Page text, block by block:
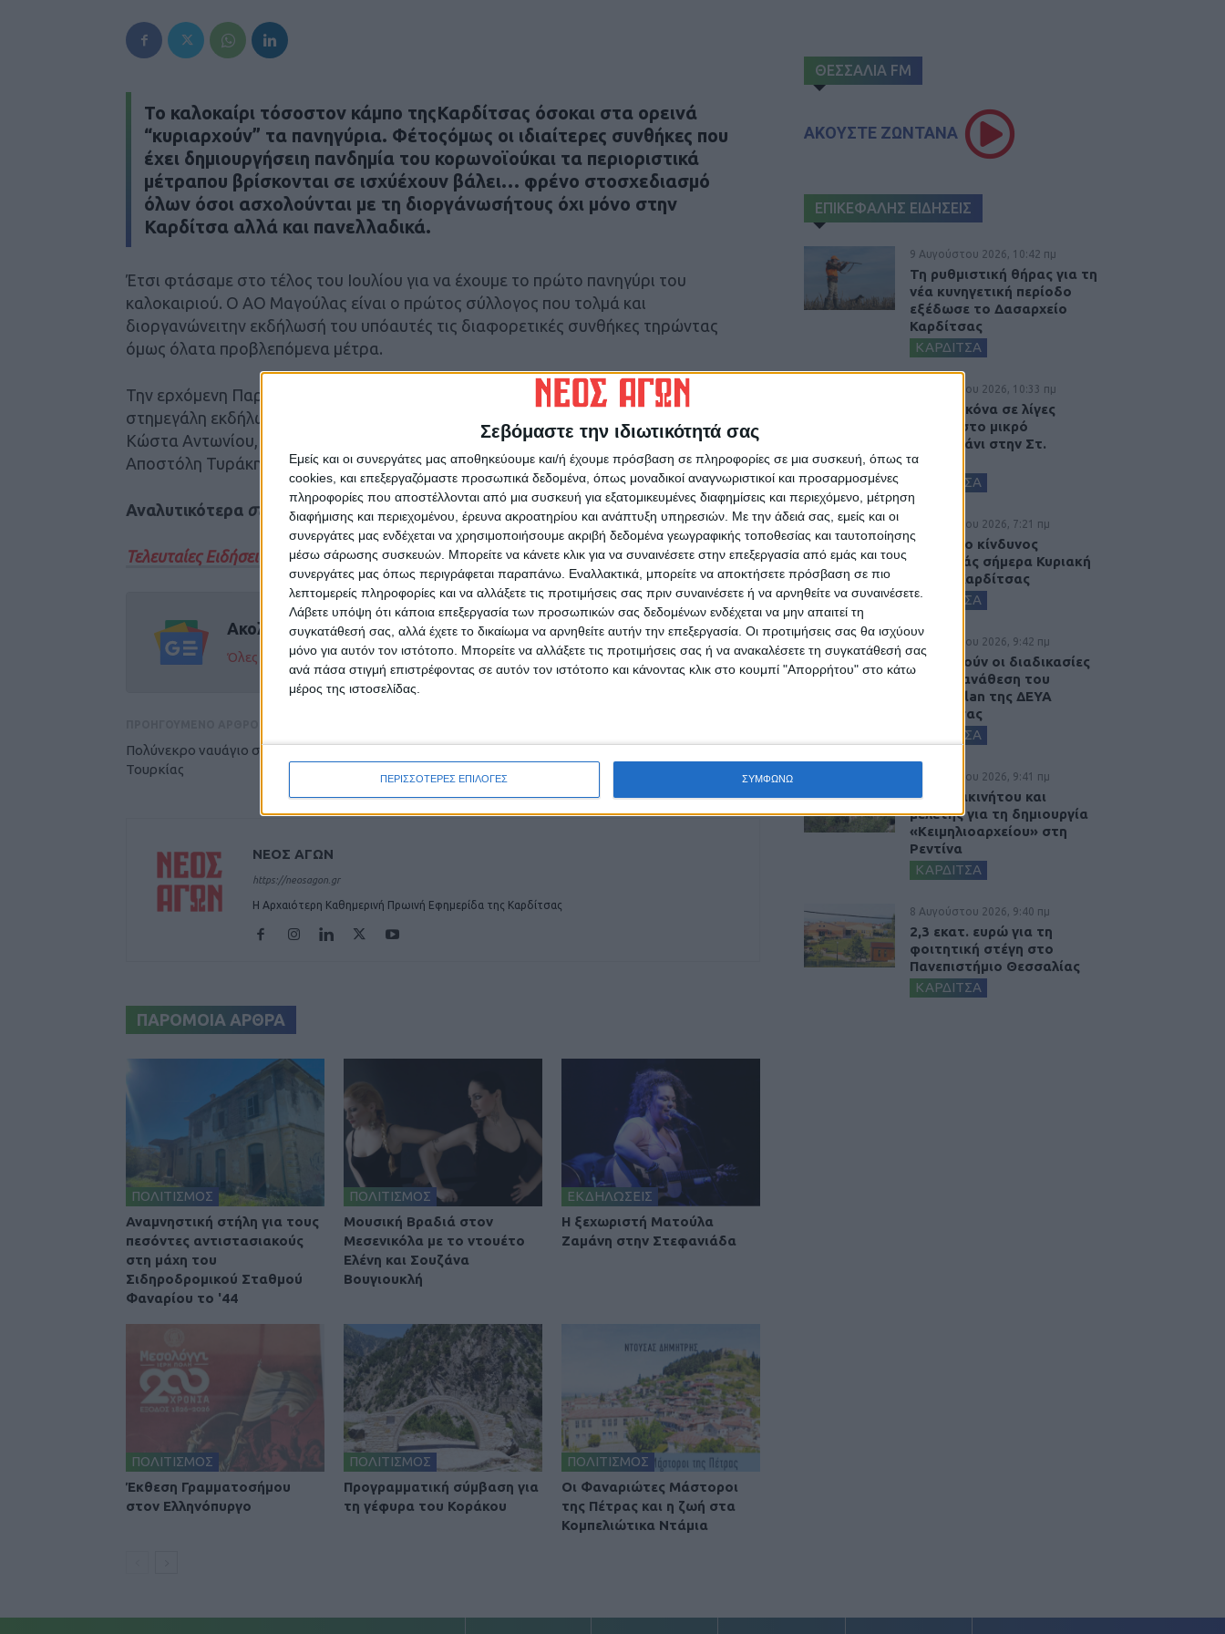
Σεβόμαστε την ιδιωτικότητά σας
Εμείς και οι συνεργάτες μας αποθηκεύουμε και/ή έχουμε πρόσβαση σε πληροφορίες σε μια συσκευή, όπως τα
cookies, και επεξεργαζόμαστε προσωπικά δεδομένα, όπως μοναδικοί αναγνωριστικοί και προσαρμοσμένες
πληροφορίες που αποστέλλονται από μια συσκευή για εξατομικευμένες διαφημίσεις και περιεχόμενο, μέτρηση
διαφήμισης και περιεχομένου, έρευνα ακροατηρίου και ανάπτυξη υπηρεσιών. Με την άδειά σας, εμείς και οι
συνεργάτες μας ενδέχεται να χρησιμοποιήσουμε ακριβή δεδομένα γεωγραφικής τοποθεσίας και ταυτοποίησης
μέσω σάρωσης συσκευών. Μπορείτε να κάνετε κλικ για να συναινέσετε στην επεξεργασία από εμάς και τους
συνεργάτες μας όπως περιγράφεται παραπάνω. Εναλλακτικά, μπορείτε να αποκτήσετε πρόσβαση σε πιο
λεπτομερείς πληροφορίες και να αλλάξετε τις προτιμήσεις σας πριν συναινέσετε ή να αρνηθείτε να συναινέσετε.
Λάβετε υπόψη ότι κάποια επεξεργασία των προσωπικών σας δεδομένων ενδέχεται να μην απαιτεί τη
συγκατάθεσή σας, αλλά έχετε το δικαίωμα να αρνηθείτε αυτήν την επεξεργασία. Οι προτιμήσεις σας θα ισχύουν
μόνο για αυτόν τον ιστότοπο. Μπορείτε να αλλάξετε τις προτιμήσεις σας ή να ανακαλέσετε τη συγκατάθεσή σας
ανά πάσα στιγμή επιστρέφοντας σε αυτόν τον ιστότοπο και κάνοντας κλικ στο κουμπί "Απορρήτου" στο κάτω
μέρος της ιστοσελίδας.
ΠΕΡΙΣΣΟΤΕΡΕΣ ΕΠΙΛΟΓΕΣ ΣΥΜΦΩΝΩ
Το καλοκαίρι τόσοστον κάμπο τηςΚαρδίτσας όσοκαι στα ορεινά
“κυριαρχούν” τα πανηγύρια. Φέτοςόμως οι ιδιαίτερες συνθήκες που
έχει δημιουργήσειη πανδημία του κορωνοϊούκαι τα περιοριστικά
μέτραπου βρίσκονται σε ισχύέχουν βάλει… φρένο στοσχεδιασμό
όλων όσοι ασχολούνται με τη διοργάνωσήτους όχι μόνο στην
Καρδίτσα αλλά και πανελλαδικά.
Έτσι φτάσαμε στο τέλος του Ιουλίου για να έχουμε το πρώτο πανηγύρι του
καλοκαιριού. Ο ΑΟ Μαγούλας είναι ο πρώτος σύλλογος που τολμά και
διοργανώνειτην εκδήλωσή του υπόαυτές τις διαφορετικές συνθήκες τηρώντας
όμως όλατα προβλεπόμενα μέτρα.
Την ερχόμενη Παρασκευή 3 Ιουλίου ο ΑΟ Μαγούλας καλεί τους φίλους του
στημεγάλη εκδήλωση που διοργανώνει στον προαύλιοχώρο του σχολείου με τους
Κώστα Αντωνίου, Παναγιώτη Πλακιά, Έλενα Γεωργαντά, ΒανέσαΤσαντοπούλου και
Αποστόλη Τυράκη και υπόσχεται καλή διάθεση, κέφι και…αποστάσεις.
Αναλυτικότερα στην έντυπη έκδοση του «Νέου Αγώνα»
Τελευταίες Ειδήσεις Σήμερα
Ακολούθησε την εφημερίδα ΝΕΟΣ ΑΓΩΝ στο Google News!
Όλες οι εξελίξεις στην περιοχή της Καρδίτσας και ευρύτερα της Θεσσαλίας
Πολύνεκρο ναυάγιο στη λίμνη Βαν της
Τουρκίας
Πορεία προς τη Νιάλα για την υπεράσπιση των
ΝΕΟΣ ΑΓΩΝ
https://neosagon.gr
Η Αρχαιότερη Καθημερινή Πρωινή Εφημερίδα της Καρδίτσας
ΠΑΡΟΜΟΙΑ ΑΡΘΡΑ
ΠΟΛΙΤΙΣΜΟΣ
Αναμνηστική στήλη για τους
πεσόντες αντιστασιακούς
στη μάχη του
Σιδηροδρομικού Σταθμού
Φαναρίου το '44
ΠΟΛΙΤΙΣΜΟΣ
Μουσική Βραδιά στον
Μεσενικόλα με το ντουέτο
Ελένη και Σουζάνα
Βουγιουκλή
ΕΚΔΗΛΩΣΕΙΣ
Η ξεχωριστή Ματούλα
Ζαμάνη στην Στεφανιάδα
ΠΟΛΙΤΙΣΜΟΣ
Έκθεση Γραμματοσήμου
στον Ελληνόπυργο
ΠΟΛΙΤΙΣΜΟΣ
Προγραμματική σύμβαση για
τη γέφυρα του Κοράκου
ΠΟΛΙΤΙΣΜΟΣ
Οι Φαναριώτες Μάστοροι
της Πέτρας και η ζωή στα
Κομπελιώτικα Ντάμια
ΘΕΣΣΑΛΙΑ FM
ΑΚΟΥΣΤΕ ΖΩΝΤΑΝΑ
ΕΠΙΚΕΦΑΛΗΣ ΕΙΔΗΣΕΙΣ
9 Αυγούστου 2026, 10:42 πμ
Τη ρυθμιστική θήρας για τη
νέα κυνηγετική περίοδο
εξέδωσε το Δασαρχείο
Καρδίτσας
ΚΑΡΔΙΤΣΑ
9 Αυγούστου 2026, 10:33 πμ
Η ίδια εικόνα σε λίγες
ημέρες στο μικρό
συντριβάνι στην Στ.
Λάππα...
ΚΑΡΔΙΤΣΑ
9 Αυγούστου 2026, 7:21 πμ
Υψηλός ο κίνδυνος
πυρκαγιάς σήμερα Κυριακή
στο Ν. Καρδίτσας
ΚΑΡΔΙΤΣΑ
8 Αυγούστου 2026, 9:42 πμ
Προχωρούν οι διαδικασίες
για την ανάθεση του
masterplan της ΔΕΥΑ
Καρδίτσας
ΚΑΡΔΙΤΣΑ
8 Αυγούστου 2026, 9:41 πμ
Δωρεά ακινήτου και
μελέτης για τη δημιουργία
«Κειμηλιοαρχείου» στη
Ρεντίνα
ΚΑΡΔΙΤΣΑ
8 Αυγούστου 2026, 9:40 πμ
2,3 εκατ. ευρώ για τη
φοιτητική στέγη στο
Πανεπιστήμιο Θεσσαλίας
ΚΑΡΔΙΤΣΑ